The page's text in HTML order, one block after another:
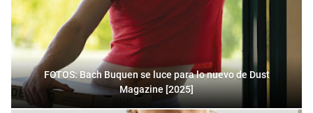
FOTOS: Bach Buquen se luce para lo nuevo de Dust
Magazine [2025]